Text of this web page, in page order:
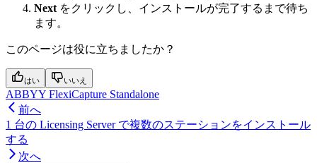
Next をクリックし、インストールが完了するまで待ち
ます。
このページは役に立ちましたか？
はい いいえ
ABBYY FlexiCapture Standalone
前へ
1 台の Licensing Server で複数のステーションをインストール
する
次へ